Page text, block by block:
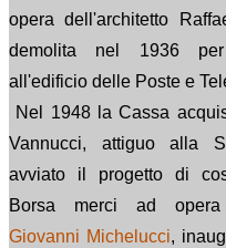
opera dell'architetto
demolita nel 1936
all'edificio delle Poste e
Nel 1948 la Cassa
Vannucci, attiguo alla
avviato il progetto di
Borsa merci ad opera
Giovanni Michelucci,